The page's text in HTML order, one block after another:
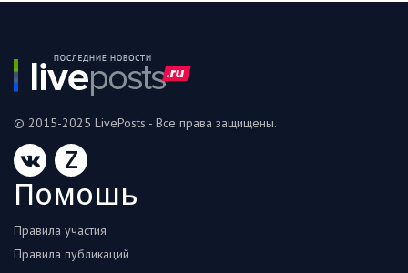
© 2015-2025 LivePosts - Все права защищены.
Z
Помошь
Правила участия
Правила публикаций